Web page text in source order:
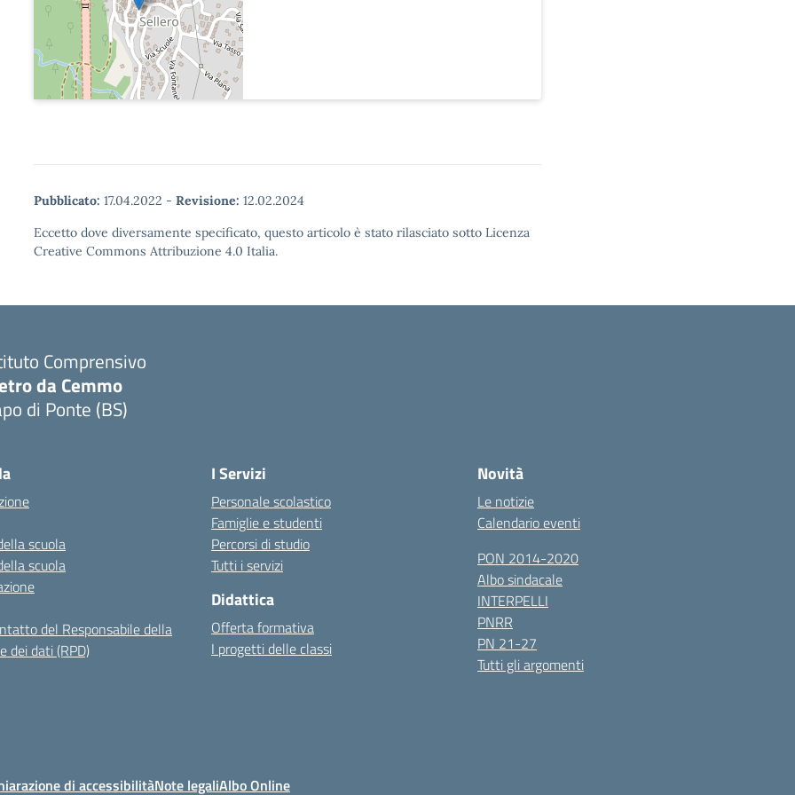
Pubblicato: 17.04.2022 - Revisione: 12.02.2024
Eccetto dove diversamente specificato, questo articolo è stato rilasciato sotto Licenza
Creative Commons Attribuzione 4.0 Italia.
Comprensivo
da Cemmo
di Ponte (BS)
scuola
scuola
del Responsabile della
dei dati (RPD)
I Servizi
Personale scolastico
Famiglie e studenti
Percorsi di studio
Tutti i servizi
Didattica
Offerta formativa
I progetti delle classi
Novità
Le notizie
Calendario eventi
PON 2014-2020
Albo sindacale
INTERPELLI
PNRR
PN 21-27
Tutti gli argomenti
di accessibilitàNote legaliAlbo Online